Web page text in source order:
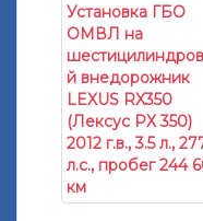
Установка ГБО
ОМВЛ на
й внедорожник
LEXUS RX350
(Лексус РХ 350)
2012 г.в., 3.5 л.,
л.с., пробег 244
км